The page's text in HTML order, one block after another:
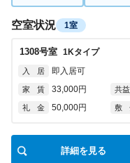
空室状況 1室
1308号室 1Kタイプ
入 居 即入居可
家 賃 33,000円 共
礼 金 50,000円 敷
詳細を見る